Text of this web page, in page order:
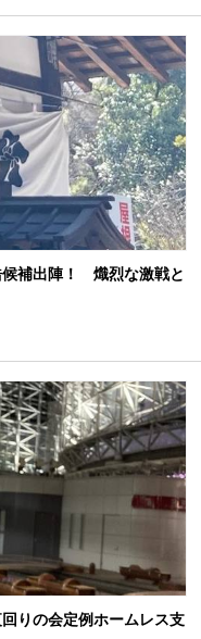
補出陣！ 熾烈な激戦と
りの会定例ホームレス支